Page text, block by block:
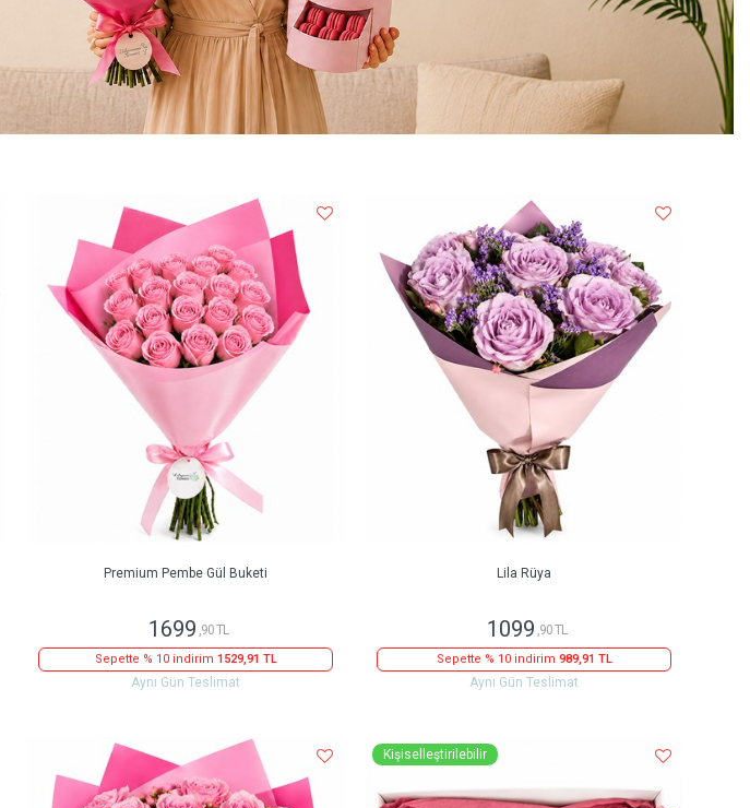
Premium Pembe Gül Buketi
1699 ,90 TL
Sepette % 10 indirim 1529,91 TL
Aynı Gün Teslimat
Lila Rüya
1099 ,90 TL
Sepette % 10 indirim 989,91 TL
Aynı Gün Teslimat
Kişiselleştirilebilir